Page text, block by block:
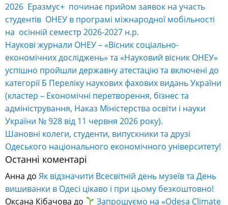
2026 Еразмус+ починає прийом заявок на участь
студентів ОНЕУ в програмі міжнародної мобільності
на осінній семестр 2026-2027 н.р.
Наукові журнали ОНЕУ – «Вісник соціально-
економічних досліджень» та «Науковий вісник ОНЕУ»
успішно пройшли державну атестацію та включені до
категорії Б Переліку наукових фахових видань України
(кластер – Економічні перетворення, бізнес та
адміністрування, Наказ Міністерства освіти і науки
України № 928 від 11 червня 2026 року).
Шановні колеги, студенти, випускники та друзі
Одеського національного економічного університету!
Останні коментарі
Анна до Як відзначити Всесвітній день музеїв та День
вишиванки в Одесі цікаво і при цьому безкоштовно!
Оксана Кібачова до Запрошуємо на «Odesa Climate